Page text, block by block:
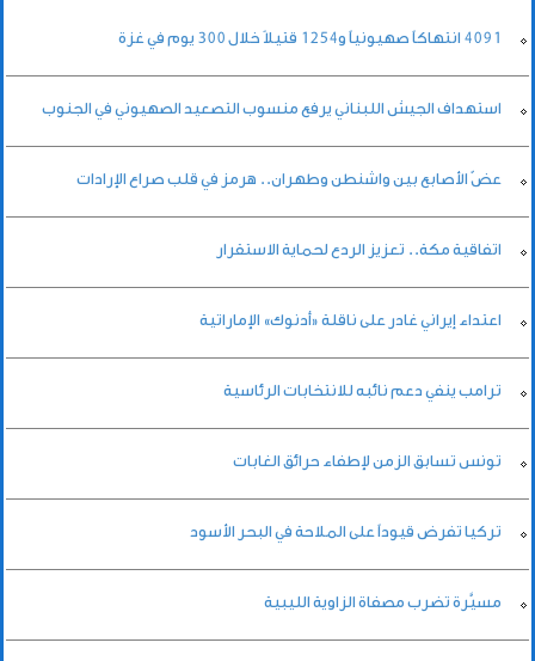
4091 انتهاكاً صهيونياً و1254 قتيلاً خلال 300 يوم في غزة
استهداف الجيش اللبناني يرفع منسوب التصعيد الصهيوني في الجنوب
عضّ الأصابع بين واشنطن وطهران.. هرمز في قلب صراع الإرادات
اتفاقية مكة.. تعزيز الردع لحماية الاستقرار
اعتداء إيراني غادر على ناقلة «أدنوك» الإماراتية
ترامب ينفي دعم نائبه للانتخابات الرئاسية
تونس تسابق الزمن لإطفاء حرائق الغابات
تركيا تفرض قيوداً على الملاحة في البحر الأسود
مسيَّرة تضرب مصفاة الزاوية الليبية